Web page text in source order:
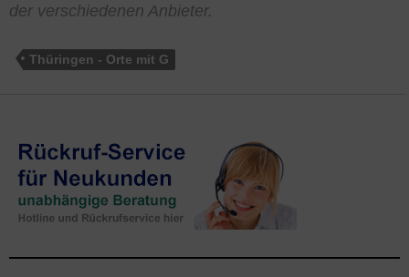
der verschiedenen Anbieter.
Thüringen - Orte mit G